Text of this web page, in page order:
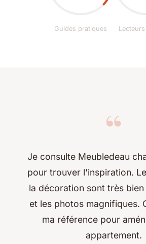
Guides pratiques
“
Je consulte Meubledeau
pour trouver l'inspiration.
la décoration sont très
et les photos magnifiques.
ma référence pour
appartement.